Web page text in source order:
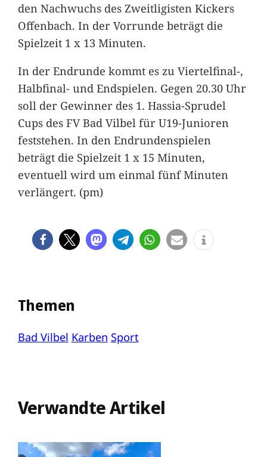
den Nachwuchs des Zweitligisten Kickers
Offenbach. In der Vorrunde beträgt die
Spielzeit 1 x 13 Minuten.
In der Endrunde kommt es zu Viertelfinal-,
Halbfinal- und Endspielen. Gegen 20.30 Uhr
soll der Gewinner des 1. Hassia-Sprudel
Cups des FV Bad Vilbel für U19-Junioren
feststehen. In den Endrundenspielen
beträgt die Spielzeit 1 x 15 Minuten,
eventuell wird um einmal fünf Minuten
verlängert. (pm)
Themen
Bad Vilbel Karben Sport
Verwandte Artikel